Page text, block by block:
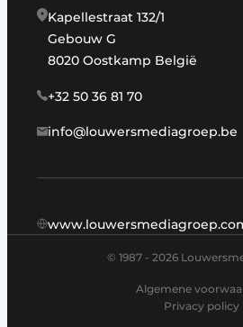
Kapellestraat 132/1
Gebouw G
8020 Oostkamp België
+32 50 36 81 70
info@louwersmediagroep.be
© 1987 - 2026
Algemene
Privacy policy